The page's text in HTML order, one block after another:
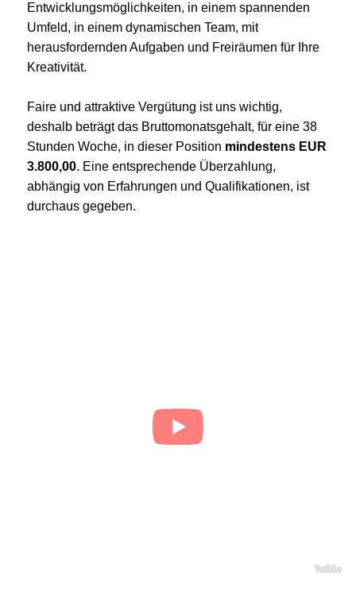
Entwicklungsmöglichkeiten, in einem spannenden
Umfeld, in einem dynamischen Team, mit
herausfordernden Aufgaben und Freiräumen für Ihre
Kreativität.
Faire und attraktive Vergütung ist uns wichtig,
deshalb beträgt das Bruttomonatsgehalt, für eine 38
Stunden Woche, in dieser Position mindestens EUR
3.800,00. Eine entsprechende Überzahlung,
abhängig von Erfahrungen und Qualifikationen, ist
durchaus gegeben.